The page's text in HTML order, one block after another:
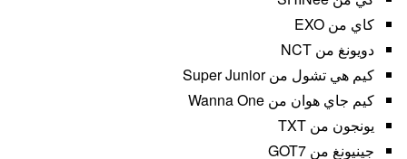
كاي من EXO
دويونغ من NCT
كيم هي تشول من Super Junior
كيم جاي هوان من Wanna One
يونجون من TXT
جينيونغ من GOT7